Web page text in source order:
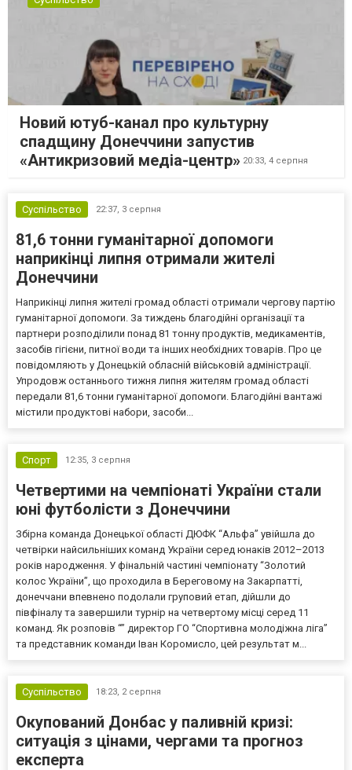
Новий ютуб-канал про культурну
спадщину Донеччини запустив
«Антикризовий медіа-центр» 20:33, 4 серпня
Суспільство 22:37, 3 серпня
81,6 тонни гуманітарної допомоги
наприкінці липня отримали жителі
Донеччини
Наприкінці липня жителі громад області отримали чергову партію
гуманітарної допомоги. За тиждень благодійні організації та
партнери розподілили понад 81 тонну продуктів, медикаментів,
засобів гігієни, питної води та інших необхідних товарів. Про це
повідомляють у Донецькій обласній військовій адміністрації.
Упродовж останнього тижня липня жителям громад області
передали 81,6 тонни гуманітарної допомоги. Благодійні вантажі
містили продуктові набори, засоби...
Спорт 12:35, 3 серпня
Четвертими на чемпіонаті України стали
юні футболісти з Донеччини
Збірна команда Донецької області ДЮФК “Альфа” увійшла до
четвірки найсильніших команд України серед юнаків 2012–2013
років народження. У фінальній частині чемпіонату “Золотий
колос України”, що проходила в Береговому на Закарпатті,
донеччани впевнено подолали груповий етап, дійшли до
півфіналу та завершили турнір на четвертому місці серед 11
команд. Як розповів “” директор ГО “Спортивна молодіжна ліга”
та представник команди Іван Коромисло, цей результат м...
Суспільство 18:23, 2 серпня
Окупований Донбас у паливній кризі:
ситуація з цінами, чергами та прогноз
експерта